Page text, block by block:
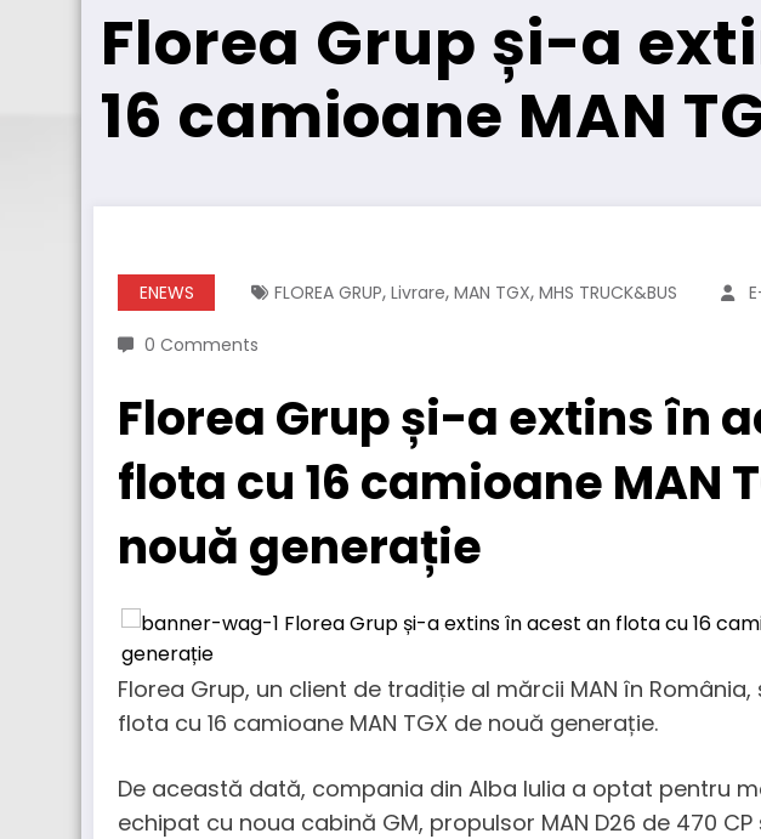
Florea Grup și-a
16 camioane MAN
ENEWS FLOREA GRUP, Livrare, MAN TGX, MHS TRUCK&BUS
0 Comments
Florea Grup și-a extins în
flota cu 16 camioane MAN
nouă generație
Florea Grup, un client de tradiție al mărcii MAN în
flota cu 16 camioane MAN TGX de nouă generație.
De această dată, compania din Alba Iulia a optat pentru
echipat cu noua cabină GM, propulsor MAN D26 de 470